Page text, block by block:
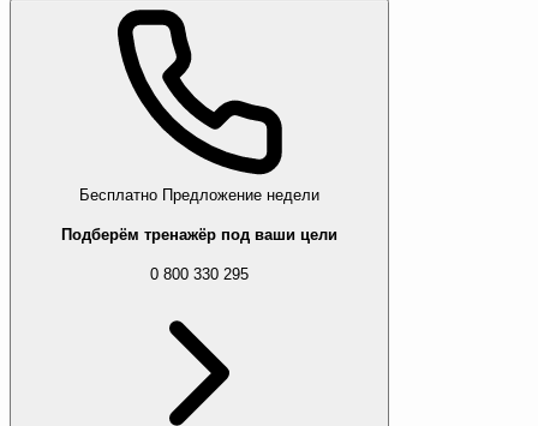
Бесплатно Предложение недели
Подберём тренажёр под ваши цели
0 800 330 295